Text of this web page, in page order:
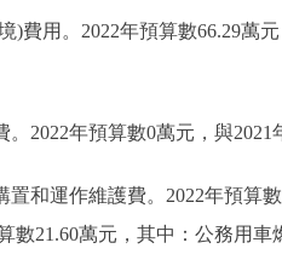
用。2022年預算數66.29萬元
2022年預算數0萬元，與2021
運作維護費。2022年預算數
數21.60萬元，其中：公務用